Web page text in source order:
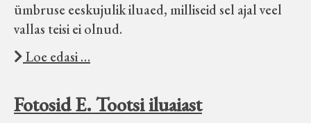
ümbruse eeskujulik iluaed, milliseid sel ajal veel
vallas teisi ei olnud.
Loe edasi …
Fotosid E. Tootsi iluaiast